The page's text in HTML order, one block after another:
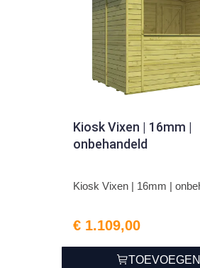
Kiosk Vixen | 16mm |
onbehandeld
Kiosk Vixen | 16mm |
€ 1.109,00
TOEVOEGEN